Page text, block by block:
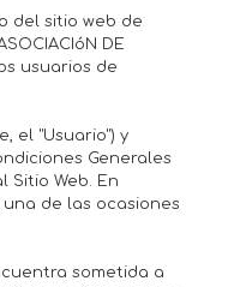
del sitio web de
DE
usuarios de
el "Usuario") y
Generales
Sitio Web. En
de las ocasiones
sometida a